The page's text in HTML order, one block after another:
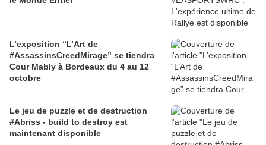
L’exposition “L’Art de
#AssassinsCreedMirage” se tiendra
Cour Mably à Bordeaux du 4 au 12
octobre
Le jeu de puzzle et de destruction
#Abriss - build to destroy est
maintenant disponible